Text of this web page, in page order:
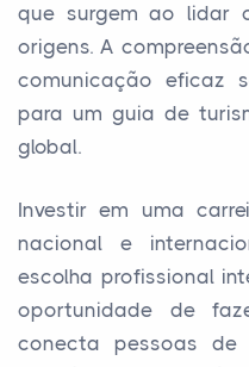
que surgem ao lidar
origens. A
comunicação eficaz
para um guia de
global.
Investir em uma
nacional e
escolha profissional
oportunidade de
conecta pessoas de